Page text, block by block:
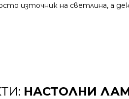
източник на светлина, а
НАСТОЛНИ